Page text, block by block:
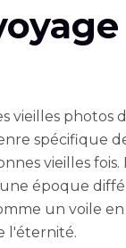
vieilles photos
spécifique
vieilles
époque
un voile
l'éternité.